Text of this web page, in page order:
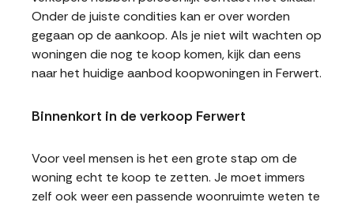
Onder de juiste condities kan er over worden
gegaan op de aankoop. Als je niet wilt wachten op
woningen die nog te koop komen, kijk dan eens
naar het huidige aanbod koopwoningen in Ferwert.
Binnenkort in de verkoop Ferwert
Voor veel mensen is het een grote stap om de
woning echt te koop te zetten. Je moet immers
zelf ook weer een passende woonruimte weten te